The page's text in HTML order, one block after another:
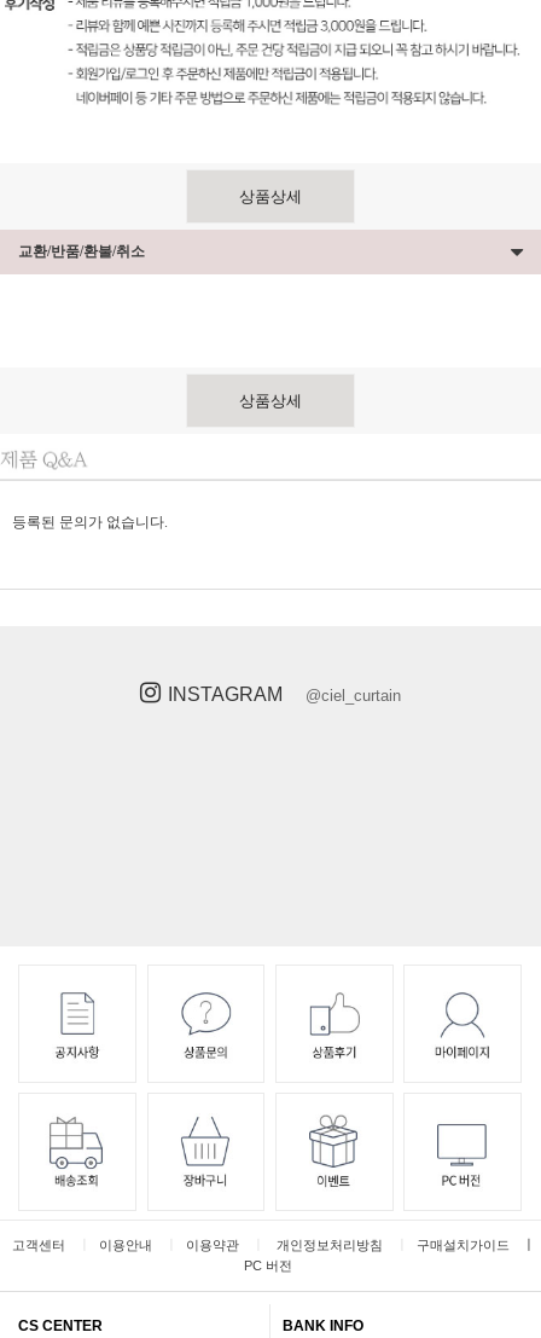
상품상세
교환/반품/환불/취소
상품상세
등록된 문의가 없습니다.
INSTAGRAM @ciel_curtain
고객센터 이용안내 이용약관 개인정보처리방침 구매설치가이드 ㅣ
PC 버전
CS CENTER BANK INFO